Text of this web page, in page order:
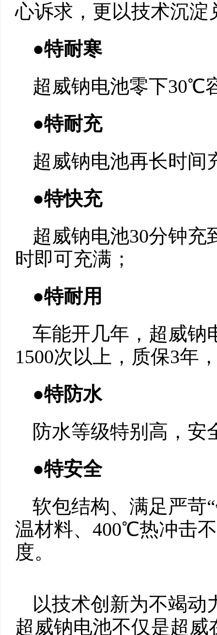
心诉求，更以技术沉淀
●特耐寒
超威钠电池零下30℃
●特耐充
超威钠电池再长时间
●特快充
超威钠电池30分钟充
时即可充满；
●特耐用
车能开几年，超威钠
1500次以上，质保3年
●特防水
防水等级特别高，安
●特安全
软包结构、满足严苛
温材料、400℃热冲击
度。
以技术创新为不竭动
超威钠电池不仅是超